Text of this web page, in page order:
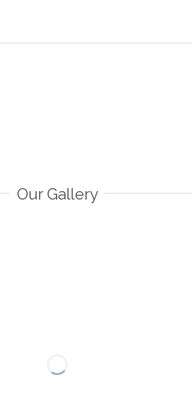
Our Gallery